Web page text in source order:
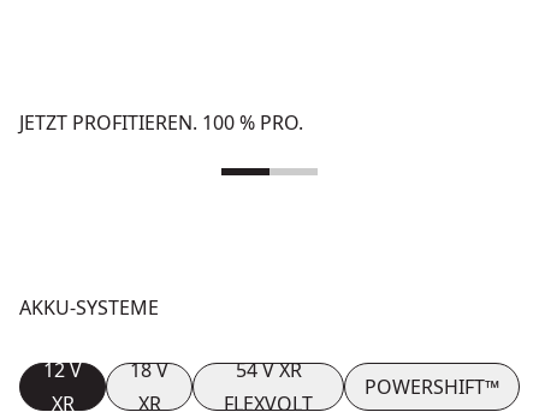
JETZT PROFITIEREN. 100 % PRO.
AKKU-SYSTEME
12 V
XR
18 V
XR
54 V XR
FLEXVOLT
POWERSHIFT™